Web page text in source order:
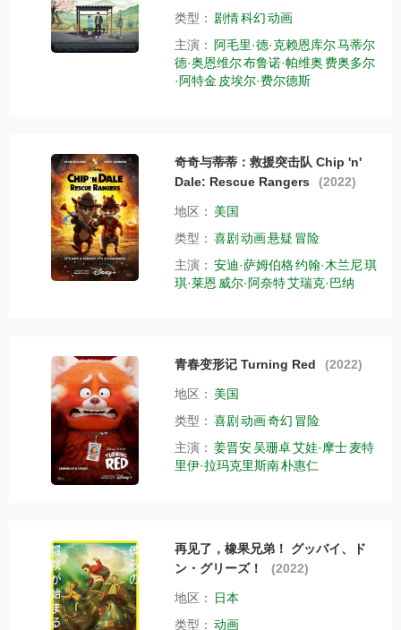
类型： 剧情科幻动画
主演：
阿毛里·德·克赖恩库尔马蒂尔
德·奥恩维尔布鲁诺·帕维奥费奥多尔
·阿特金 皮埃尔·费尔德斯
奇奇与蒂蒂：救援突击队 Chip 'n'
Dale: Rescue Rangers
(2022)
地区： 美国
类型： 喜剧 动画悬疑 冒险
主演： 安迪·萨姆伯格约翰·木兰尼琪
琪·莱恩 威尔·阿奈特艾瑞克·巴纳
青春变形记 Turning Red (2022)
地区： 美国
类型： 喜剧 动画奇幻 冒险
主演： 姜晋安吴珊卓艾娃·摩士麦特
里伊·拉玛克里斯南朴惠仁
再见了，橡果兄弟！ グッバイ、ド
ン・グリーズ！
(2022)
地区：
日本
类型： 动画